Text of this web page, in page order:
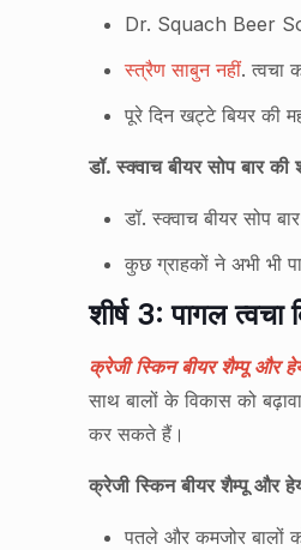
Dr. Squach Beer
स्त्रैण साबुन नहीं. त्वचा
पूरे दिन खट्टे बियर की
डॉ. स्क्वाच बीयर सोप बार की
डॉ. स्क्वाच बीयर सोप
कुछ ग्राहकों ने अभी भी
शीर्ष 3: पागल
क्रेजी स्किन बीयर शैम्पू और
साथ बालों के विकास को
कर सकते हैं।
क्रेजी स्किन बीयर शैम्पू और
पतले और कमजोर बालों